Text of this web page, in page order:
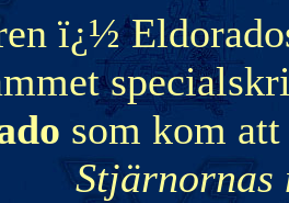
ï¿½
som kom